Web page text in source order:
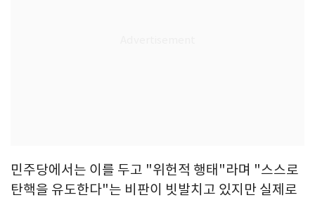
민주당에서는 이를 두고 "위헌적 행태"라며 "스스로
탄핵을 유도한다"는 비판이 빗발치고 있지만 실제로